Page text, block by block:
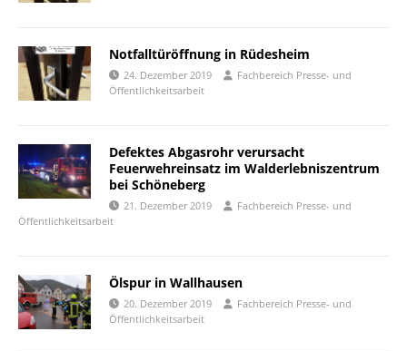
Notfalltüröffnung in Rüdesheim
24. Dezember 2019
Fachbereich Presse- und
Öffentlichkeitsarbeit
Defektes Abgasrohr verursacht
Feuerwehreinsatz im Walderlebniszentrum
bei Schöneberg
21. Dezember 2019
Fachbereich Presse- und
Öffentlichkeitsarbeit
Ölspur in Wallhausen
20. Dezember 2019
Fachbereich Presse- und
Öffentlichkeitsarbeit